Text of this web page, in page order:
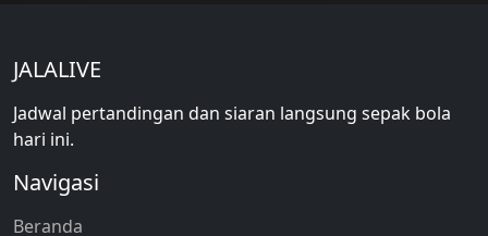
JALALIVE
Jadwal pertandingan dan siaran langsung sepak bola
hari ini.
Navigasi
Beranda